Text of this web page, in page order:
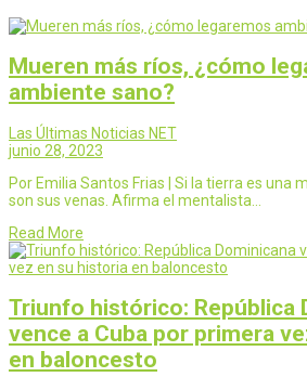
Mueren más ríos, ¿cómo
ambiente sano?
Las Últimas Noticias NET
junio 28, 2023
Por Emilia Santos Frias | Si la tierra es una
son sus venas. Afirma el mentalista…
Read More
Triunfo histórico: República
vence a Cuba por primera
en baloncesto